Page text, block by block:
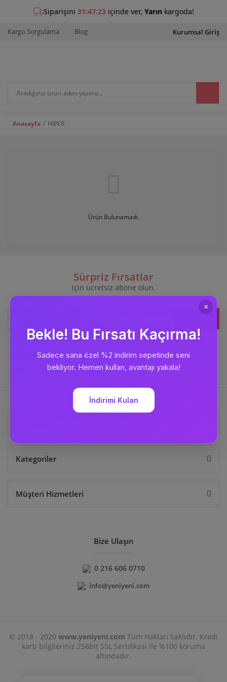
Kargo Sorgulama Blog Kurumsal Giriş
Anasayfa HIPER
Ürün Bulunamadı.
Sürpriz Fırsatlar
için ücretsiz abone olun.
Bizi
Takip Edin
Kategoriler
Müşteri Hizmetleri
Bize Ulaşın
0 216 606 0710
info@yeniyeni.com
© 2018 - 2020 www.yeniyeni.com Tüm Hakları Saklıdır. Kredi
kartı bilgileriniz 256bit SSL Sertifikası ile %100 koruma
altındadır.